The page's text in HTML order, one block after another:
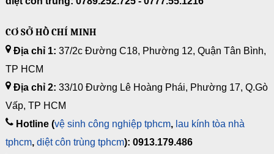
CƠ SỞ HỒ CHÍ MINH
Địa chỉ 1: 37/2c Đường C18, Phường 12, Quận Tân Bình,
TP HCM
Địa chỉ 2: 33/10 Đường Lê Hoàng Phái, Phường 17, Q.Gò
Vấp, TP HCM
Hotline (vệ sinh công nghiệp tphcm, lau kính tòa nhà
tphcm, diệt côn trùng tphcm): 0913.179.486